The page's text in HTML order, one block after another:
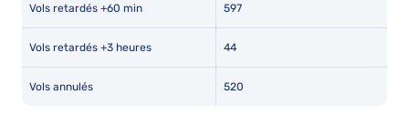
Vols retardés +60 min 597
Vols retardés +3 heures 44
Vols annulés 520